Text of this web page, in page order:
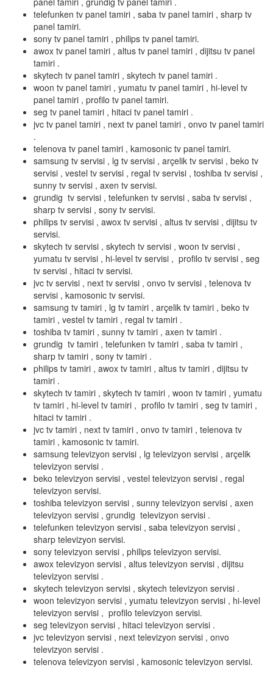
telefunken tv panel tamiri , saba tv panel tamiri , sharp tv
panel tamiri.
sony tv panel tamiri , philips tv panel tamiri.
awox tv panel tamiri , altus tv panel tamiri , dijitsu tv panel
tamiri .
skytech tv panel tamiri , skytech tv panel tamiri .
woon tv panel tamiri , yumatu tv panel tamiri , hi-level tv
panel tamiri , profilo tv panel tamiri.
seg tv panel tamiri , hitaci tv panel tamiri .
jvc tv panel tamiri , next tv panel tamiri , onvo tv panel tamiri
.
telenova tv panel tamiri , kamosonic tv panel tamiri.
samsung tv servisi , lg tv servisi , arçelik tv servisi , beko tv
servisi , vestel tv servisi , regal tv servisi , toshiba tv servisi ,
sunny tv servisi , axen tv servisi.
grundig tv servisi , telefunken tv servisi , saba tv servisi ,
sharp tv servisi , sony tv servisi.
philips tv servisi , awox tv servisi , altus tv servisi , dijitsu tv
servisi.
skytech tv servisi , skytech tv servisi , woon tv servisi ,
yumatu tv servisi , hi-level tv servisi , profilo tv servisi , seg
tv servisi , hitaci tv servisi.
jvc tv servisi , next tv servisi , onvo tv servisi , telenova tv
servisi , kamosonic tv servisi.
samsung tv tamiri , lg tv tamiri , arçelik tv tamiri , beko tv
tamiri , vestel tv tamiri , regal tv tamiri .
toshiba tv tamiri , sunny tv tamiri , axen tv tamiri .
grundig tv tamiri , telefunken tv tamiri , saba tv tamiri ,
sharp tv tamiri , sony tv tamiri .
philips tv tamiri , awox tv tamiri , altus tv tamiri , dijitsu tv
tamiri .
skytech tv tamiri , skytech tv tamiri , woon tv tamiri , yumatu
tv tamiri , hi-level tv tamiri , profilo tv tamiri , seg tv tamiri ,
hitaci tv tamiri .
jvc tv tamiri , next tv tamiri , onvo tv tamiri , telenova tv
tamiri , kamosonic tv tamiri.
samsung televizyon servisi , lg televizyon servisi , arçelik
televizyon servisi .
beko televizyon servisi , vestel televizyon servisi , regal
televizyon servisi.
toshiba televizyon servisi , sunny televizyon servisi , axen
televizyon servisi , grundig televizyon servisi .
telefunken televizyon servisi , saba televizyon servisi ,
sharp televizyon servisi.
sony televizyon servisi , philips televizyon servisi.
awox televizyon servisi , altus televizyon servisi , dijitsu
televizyon servisi .
skytech televizyon servisi , skytech televizyon servisi .
woon televizyon servisi , yumatu televizyon servisi , hi-level
televizyon servisi , profilo televizyon servisi.
seg televizyon servisi , hitaci televizyon servisi .
jvc televizyon servisi , next televizyon servisi , onvo
televizyon servisi .
telenova televizyon servisi , kamosonic televizyon servisi.